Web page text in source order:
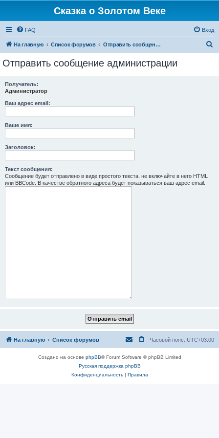
Сказка о Золотом Веке
FAQ Вход
На главную Список форумов Отправить сообщение администрации
Отправить сообщение администрации
Получатель:
Администратор
Ваш адрес email:
Ваше имя:
Заголовок:
Текст сообщения:
Сообщение будет отправлено в виде простого текста, не включайте в него HTML
или BBCode. В качестве обратного адреса будет показываться ваш адрес email.
На главную Список форумов Часовой пояс: UTC+03:00
Создано на основе phpBB® Forum Software © phpBB Limited
Русская поддержка phpBB
Конфиденциальность| Правила